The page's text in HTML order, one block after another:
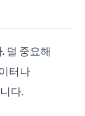
덜 중요해
터나
다.